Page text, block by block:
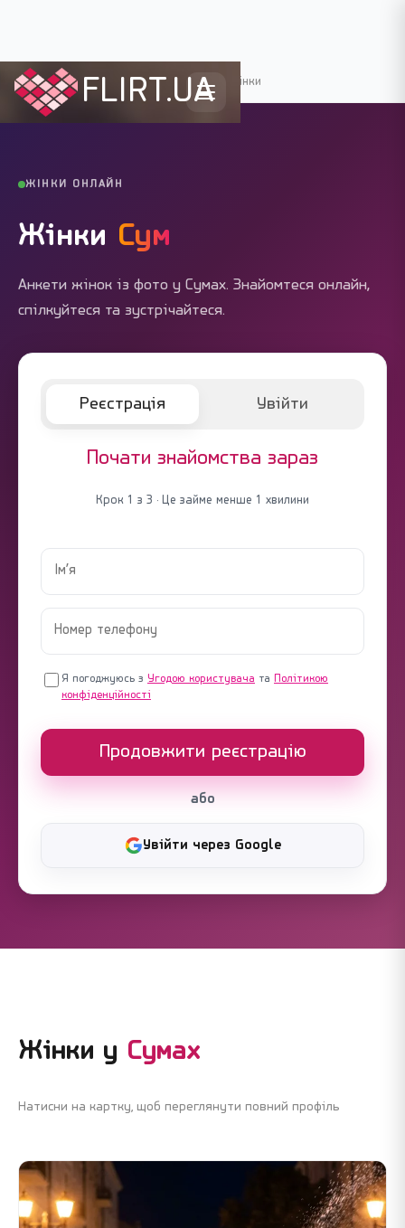
FLIRT.UA
Flirt.ua › Міста України Суми Жінки
ЖІНКИ ОНЛАЙН
Жінки Сум
Анкети жінок із фото у Сумах. Знайомтеся онлайн,
спілкуйтеся та зустрічайтеся.
Реєстрація Увійти
Почати знайомства зараз
Крок 1 з 3 · Це займе менше 1 хвилини
Я погоджуюсь з Угодою користувача та Політикою
конфіденційності
Продовжити реєстрацію
або
Увійти через Google
Жінки у Сумах
Натисни на картку, щоб переглянути повний профіль